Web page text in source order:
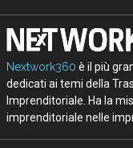
Nextwork360 è il più
dedicati ai temi della
Imprenditoriale. Ha la
imprenditoriale nelle